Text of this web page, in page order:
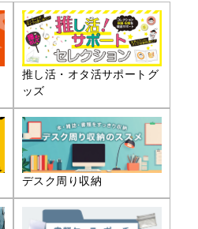
推し活・オタ活サポートグ
ッズ
デスク周り収納